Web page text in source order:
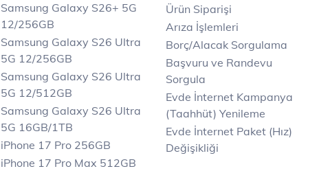
Samsung Galaxy S26+ 5G
12/256GB
Samsung Galaxy S26 Ultra
5G 12/256GB
Samsung Galaxy S26 Ultra
5G 12/512GB
Samsung Galaxy S26 Ultra
5G 16GB/1TB
iPhone 17 Pro 256GB
iPhone 17 Pro Max 512GB
Ürün Siparişi
Arıza İşlemleri
Borç/Alacak Sorgulama
Başvuru ve Randevu
Sorgula
Evde İnternet Kampanya
(Taahhüt) Yenileme
Evde İnternet Paket (Hız)
Değişikliği